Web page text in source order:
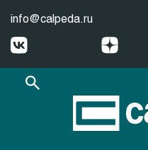
info@calpeda.ru